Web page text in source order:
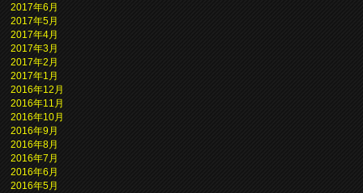
2017年6月
2017年5月
2017年4月
2017年3月
2017年2月
2017年1月
2016年12月
2016年11月
2016年10月
2016年9月
2016年8月
2016年7月
2016年6月
2016年5月